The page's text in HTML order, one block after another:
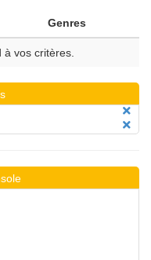
Genres
vos critères.